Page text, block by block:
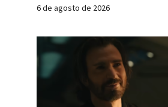
6 de agosto de 2026